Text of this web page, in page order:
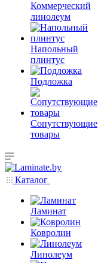
Коммерческий
линолеум
Напольный
плинтус
Подложка
Сопутствующие
товары
Каталог
Ламинат
Ковролин
Линолеум